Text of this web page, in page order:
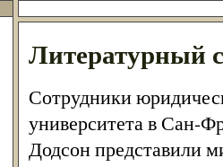
Литературный
Сотрудники
университета в Сан-
Додсон представили